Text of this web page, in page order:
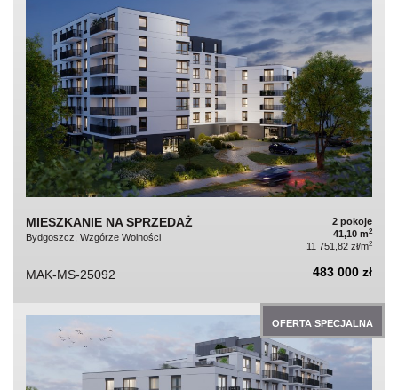
MIESZKANIE NA SPRZEDAŻ
Bydgoszcz, Wzgórze Wolności
2 pokoje
41,10 m2
11 751,82 zł/m2
MAK-MS-25092 483 000 zł
OFERTA SPECJALNA